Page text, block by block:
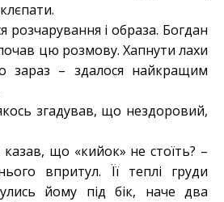
розчарування і образа. Богдан
цю розмову. Хапнути лахи
зараз – здалося найкращим
що нездоровий,
що «кийок» не стоїть? –
впритул. Її теплі груди
йому під бік, наче два